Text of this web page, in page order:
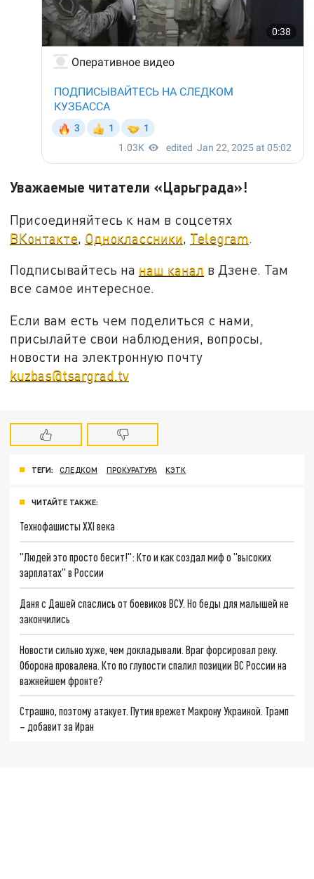
Уважаемые читатели «Царьграда»!
Присоединяйтесь к нам в соцсетях
ВКонтакте, Одноклассники, Telegram.
Подписывайтесь на наш канал в Дзене. Там
все самое интересное.
Если вам есть чем поделиться с нами,
присылайте свои наблюдения, вопросы,
новости на электронную почту
kuzbas@tsargrad.tv
ТЕГИ: СЛЕДКОМ ПРОКУРАТУРА КЭТК
ЧИТАЙТЕ ТАКЖЕ:
Технофашисты XXI века
"Людей это просто бесит!": Кто и как создал миф о "высоких
зарплатах" в России
Даня с Дашей спаслись от боевиков ВСУ. Но беды для малышей не
закончились
Новости сильно хуже, чем докладывали. Враг форсировал реку.
Оборона провалена. Кто по глупости спалил позиции ВС России на
важнейшем фронте?
Страшно, поэтому атакует. Путин врежет Макрону Украиной. Трамп
– добавит за Иран